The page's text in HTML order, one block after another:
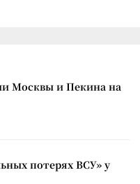
Москвы и Пекина на
потерях ВСУ» у